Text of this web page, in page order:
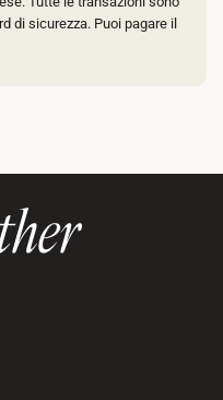
di sicurezza. Puoi pagare il